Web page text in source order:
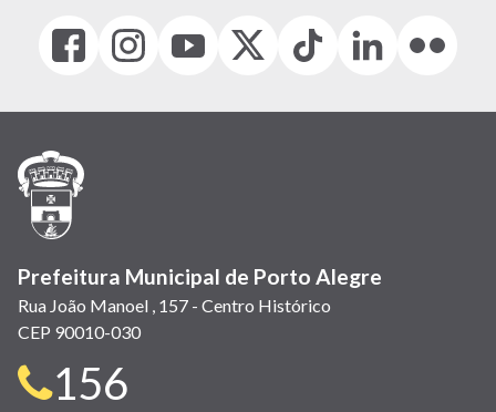
Facebook
(link
em
janela)
Instagram
(link
em
(link
em
(Antigo
(link
Tiktok
(link
em
LinkedIn
(link
em
(link
em
Prefeitura Municipal de Porto Alegre
Rua João Manoel , 157 - Centro Histórico
CEP 90010-030
Telefone
156